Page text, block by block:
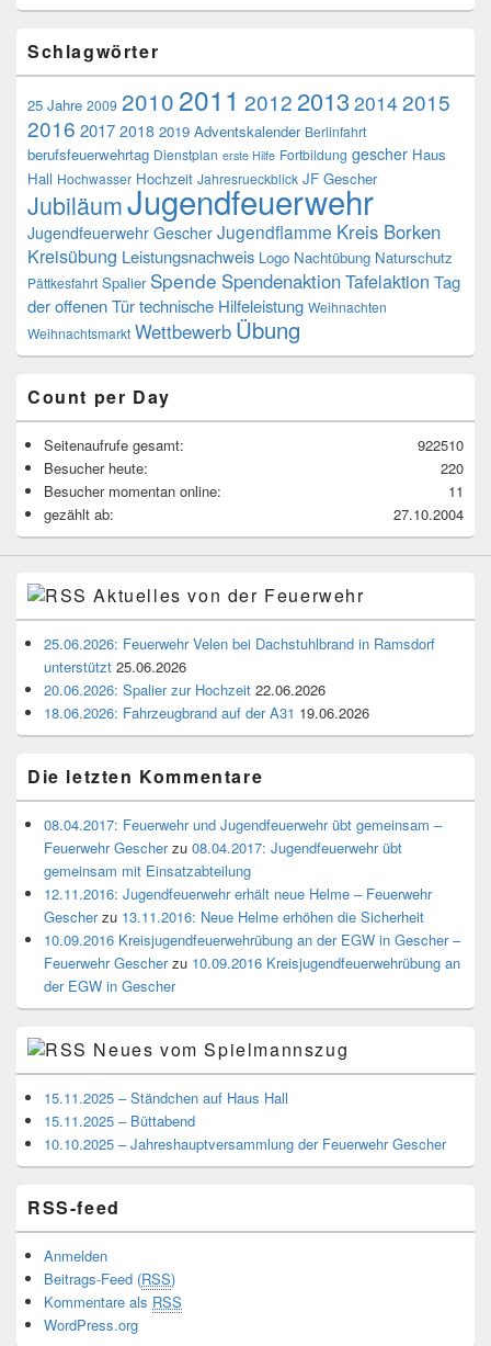
Schlagwörter
25 Jahre 2009 2010 2011 2012 2013 20142015
2016 2017 2018 2019 Adventskalender Berlinfahrt
berufsfeuerwehrtag Dienstplan erste Hilfe Fortbildung gescher Haus
Hall Hochwasser Hochzeit Jahresrueckblick JF Gescher
JubiläumJugendfeuerwehr
Jugendfeuerwehr Gescher Jugendflamme Kreis Borken
Kreisübung Leistungsnachweis Logo Nachtübung Naturschutz
Pättkesfahrt Spalier Spende SpendenaktionTafelaktion Tag
der offenen Türtechnische Hilfeleistung Weihnachten
Weihnachtsmarkt Wettbewerb Übung
Count per Day
922510
Seitenaufrufe gesamt:
220
Besucher heute:
11
Besucher momentan online:
27.10.2004
gezählt ab:
Aktuelles von der Feuerwehr
25.06.2026: Feuerwehr Velen bei Dachstuhlbrand in Ramsdorf
unterstützt 25.06.2026
20.06.2026: Spalier zur Hochzeit 22.06.2026
18.06.2026: Fahrzeugbrand auf der A31 19.06.2026
Die letzten Kommentare
08.04.2017: Feuerwehr und Jugendfeuerwehr übt gemeinsam –
Feuerwehr Gescherzu 08.04.2017: Jugendfeuerwehr übt
gemeinsam mit Einsatzabteilung
12.11.2016: Jugendfeuerwehr erhält neue Helme – Feuerwehr
Gescherzu 13.11.2016: Neue Helme erhöhen die Sicherheit
10.09.2016 Kreisjugendfeuerwehrübung an der EGW in Gescher –
Feuerwehr Gescherzu 10.09.2016 Kreisjugendfeuerwehrübung an
der EGW in Gescher
Neues vom Spielmannszug
15.11.2025 – Ständchen auf Haus Hall
15.11.2025 – Büttabend
10.10.2025 – Jahreshauptversammlung der Feuerwehr Gescher
RSS-feed
Anmelden
Beitrags-Feed (RSS)
Kommentare als RSS
WordPress.org